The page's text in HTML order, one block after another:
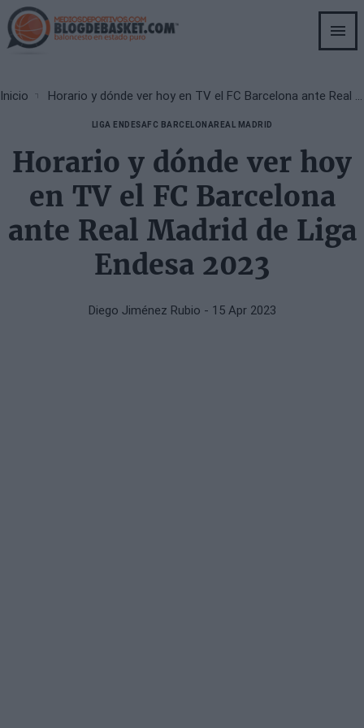
Skip
to
main
Breadcrumb
Inicio Horario y dónde ver hoy en TV el FC Barcelona ante Real Madrid de Liga Endesa 2023
LIGA ENDESAFC BARCELONAREAL MADRID
Horario y dónde ver hoy
en TV el FC Barcelona
ante Real Madrid de Liga
Endesa 2023
Diego Jiménez Rubio - 15 Apr 2023